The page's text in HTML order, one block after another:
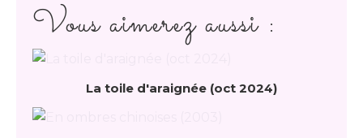
Vous aimerez aussi :
La toile d'araignée (oct 2024)